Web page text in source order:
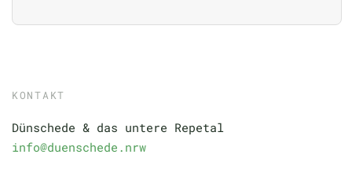
KONTAKT
Dünschede & das untere Repetal
info@duenschede.nrw